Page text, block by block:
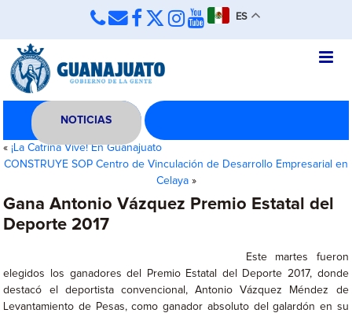
ES
NOTICIAS
« ¡La Catrina Vive! En Guanajuato
CONSTRUYE SOP Centro de Vinculación de Desarrollo Empresarial en
Celaya»
Gana Antonio Vázquez Premio Estatal del
Deporte 2017
Este martes fueron
elegidos los ganadores del Premio Estatal del Deporte 2017, donde
destacó el deportista convencional, Antonio Vázquez Méndez de
Levantamiento de Pesas, como ganador absoluto del galardón en su